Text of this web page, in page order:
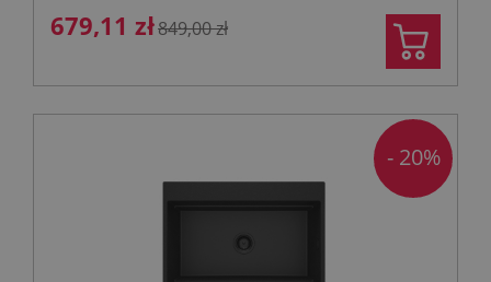
679,11 zł849,00 zł
- 20%